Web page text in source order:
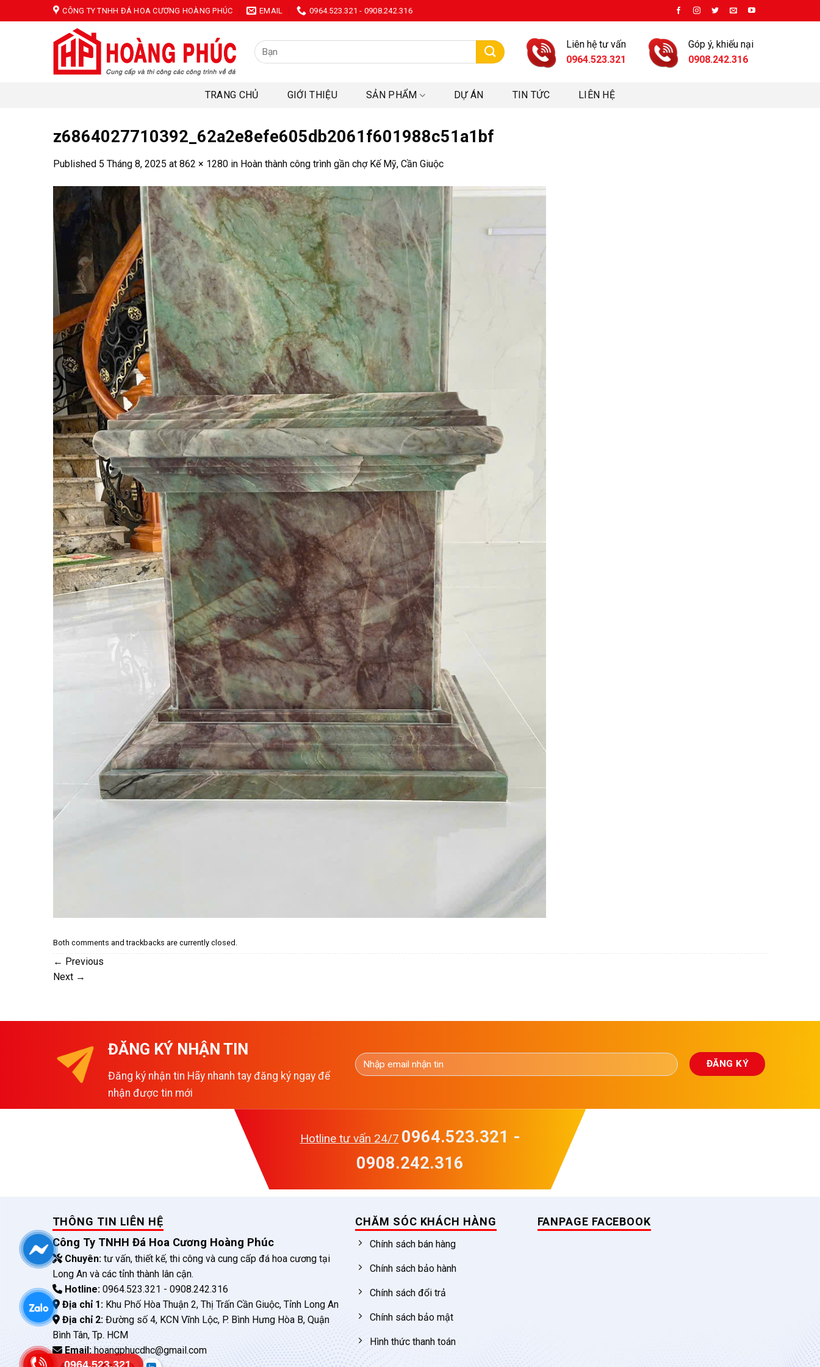
to
CÔNG TY TNHH ĐÁ HOA CƯƠNG HOÀNG PHÚC EMAIL 0964.523.321 - 0908.242.316
Tìm
kiếm:
Liên hệ tư vấn
0964.523.321
Góp ý, khiếu nại
0908.242.316
TRANG CHỦ GIỚI THIỆU SẢN PHẨM DỰ ÁN TIN TỨC LIÊN HỆ
z6864027710392_62a2e8efe605db2061f601988c51a1bf
Published 5 Tháng 8, 2025 at 862 × 1280 in Hoàn thành công trình gần chợ Kế Mỹ, Cần Giuộc
Both comments and trackbacks are currently closed.
← Previous
Next →
ĐĂNG KÝ NHẬN TIN
Đăng ký nhận tin Hãy nhanh tay đăng ký ngay để
nhận được tin mới
Hotline tư vấn 24/7 0964.523.321 -
0908.242.316
THÔNG TIN LIÊN HỆ
Công Ty TNHH Đá Hoa Cương Hoàng Phúc
Chuyên:tư vấn, thiết kế, thi công và cung cấp đá hoa cương tại
Long An và các tỉnh thành lân cận.
Hotline:0964.523.321 - 0908.242.316
Địa chỉ 1:Khu Phố Hòa Thuận 2, Thị Trấn Cần Giuộc, Tỉnh Long An
Địa chỉ 2:Đường số 4, KCN Vĩnh Lộc, P. Bình Hưng Hòa B, Quận
Bình Tân, Tp. HCM
Email:hoangphucdhc@gmail.com
CHĂM SÓC KHÁCH HÀNG
Chính sách bán hàng
Chính sách bảo hành
Chính sách đổi trả
Chính sách bảo mật
Hình thức thanh toán
FANPAGE FACEBOOK